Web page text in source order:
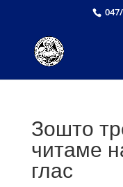
Зошто
читаме
глас